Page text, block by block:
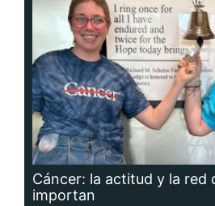
Cáncer: la actitud y la red
importan